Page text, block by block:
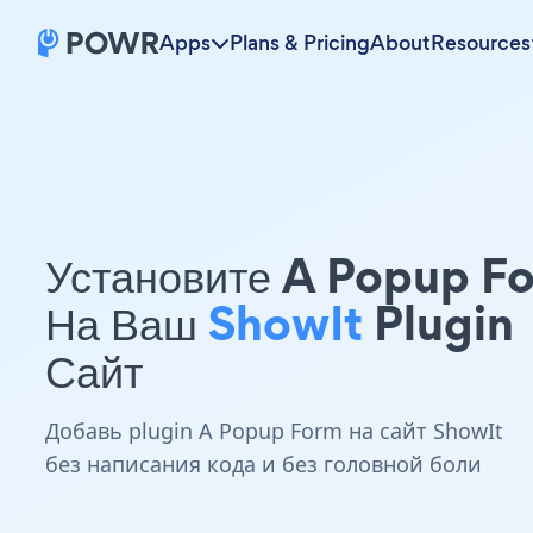
Apps Plans & PricingAboutResources
Установите A Popup
На Ваш ShowIt Plugin
Сайт
Добавь plugin A Popup Form на сайт ShowIt
без написания кода и без головной боли